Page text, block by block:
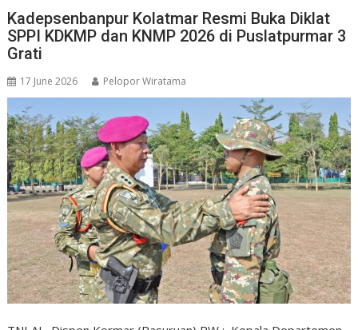
Kadepsenbanpur Kolatmar Resmi Buka Diklat
SPPI KDKMP dan KNMP 2026 di Puslatpurmar 3
Grati
17 June 2026 Pelopor Wiratama